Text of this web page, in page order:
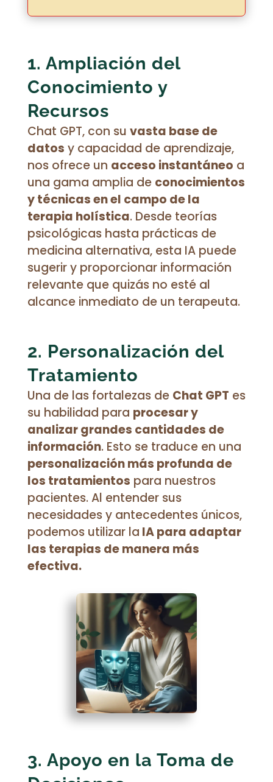
1. Ampliación del
Conocimiento y
Recursos
Chat GPT, con su vasta base de
datos y capacidad de aprendizaje,
nos ofrece un acceso instantáneo a
una gama amplia de conocimientos
y técnicas en el campo de la
terapia holística. Desde teorías
psicológicas hasta prácticas de
medicina alternativa, esta IA puede
sugerir y proporcionar información
relevante que quizás no esté al
alcance inmediato de un terapeuta.
2. Personalización del
Tratamiento
Una de las fortalezas de Chat GPT es
su habilidad para procesar y
analizar grandes cantidades de
información. Esto se traduce en una
personalización más profunda de
los tratamientos para nuestros
pacientes. Al entender sus
necesidades y antecedentes únicos,
podemos utilizar la IA para adaptar
las terapias de manera más
efectiva.
3. Apoyo en la Toma de